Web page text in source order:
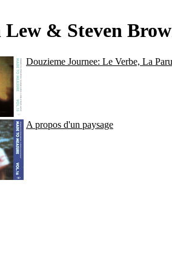
& Steven
Douzieme Journee: Le Verbe, La
A propos d'un paysage